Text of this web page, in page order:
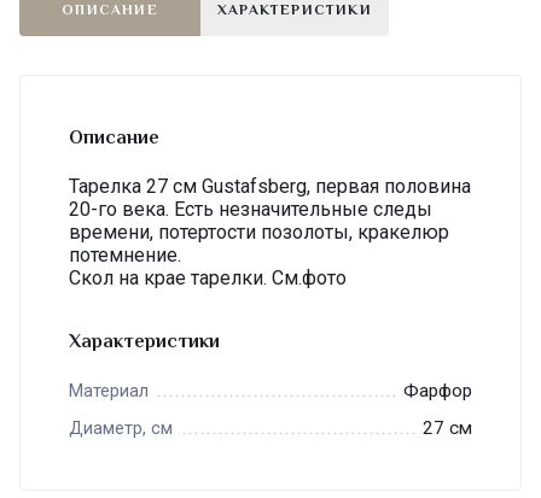
ОПИСАНИЕ ХАРАКТЕРИСТИКИ
Описание
Тарелка 27 см Gustafsberg, первая половина
20-го века. Есть незначительные следы
времени, потертости позолоты, кракелюр
потемнение.
Скол на крае тарелки. См.фото
Характеристики
Материал Фарфор
Диаметр, см 27 см